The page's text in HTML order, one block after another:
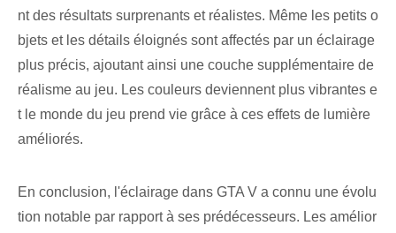
nt des résultats surprenants et réalistes. Même les petits o
bjets et les détails éloignés sont affectés par un éclairage
plus précis, ajoutant ainsi une couche supplémentaire de
réalisme au jeu. Les couleurs deviennent plus vibrantes e
t le monde du jeu prend vie grâce à ces effets de lumière
améliorés.
En conclusion, l'éclairage dans GTA V a connu une évolu
tion notable par rapport à ses prédécesseurs. Les amélior